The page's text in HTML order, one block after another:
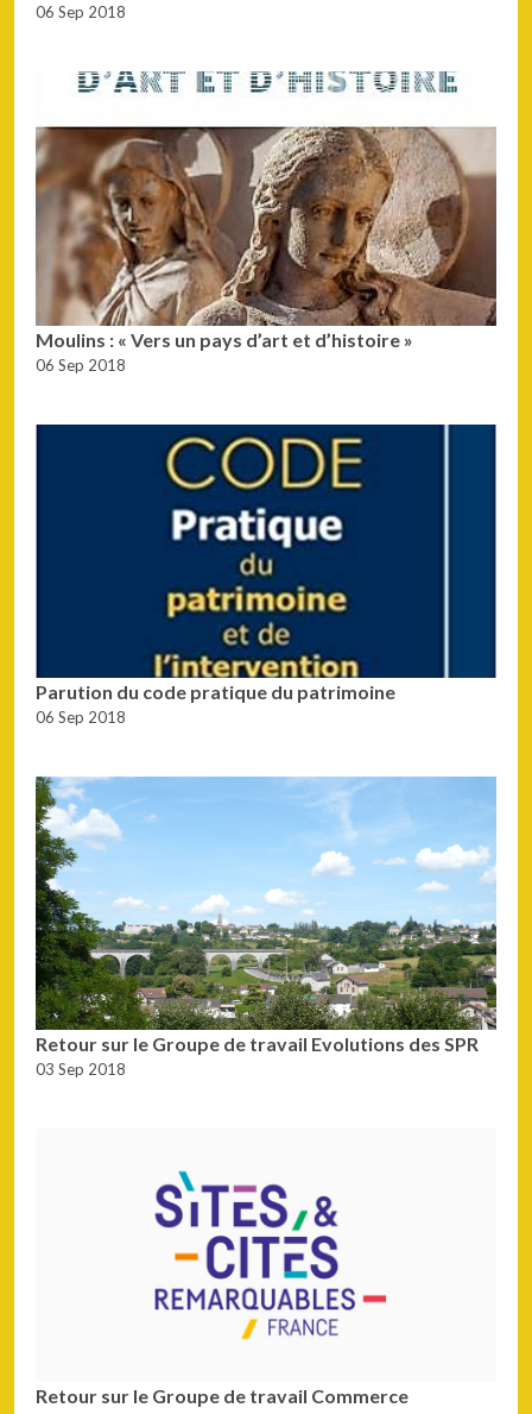
06 Sep 2018
Moulins : « Vers un pays d’art et d’histoire »
06 Sep 2018
Parution du code pratique du patrimoine
06 Sep 2018
Retour sur le Groupe de travail Evolutions des SPR
03 Sep 2018
Retour sur le Groupe de travail Commerce